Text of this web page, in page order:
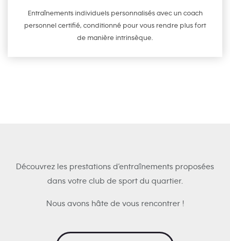
Entraînements individuels personnalisés avec un coach
personnel certifié, conditionné pour vous rendre plus fort
de manière intrinsèque.
Découvrez les prestations d’entraînements proposées
dans votre club de sport du quartier.
Nous avons hâte de vous rencontrer !